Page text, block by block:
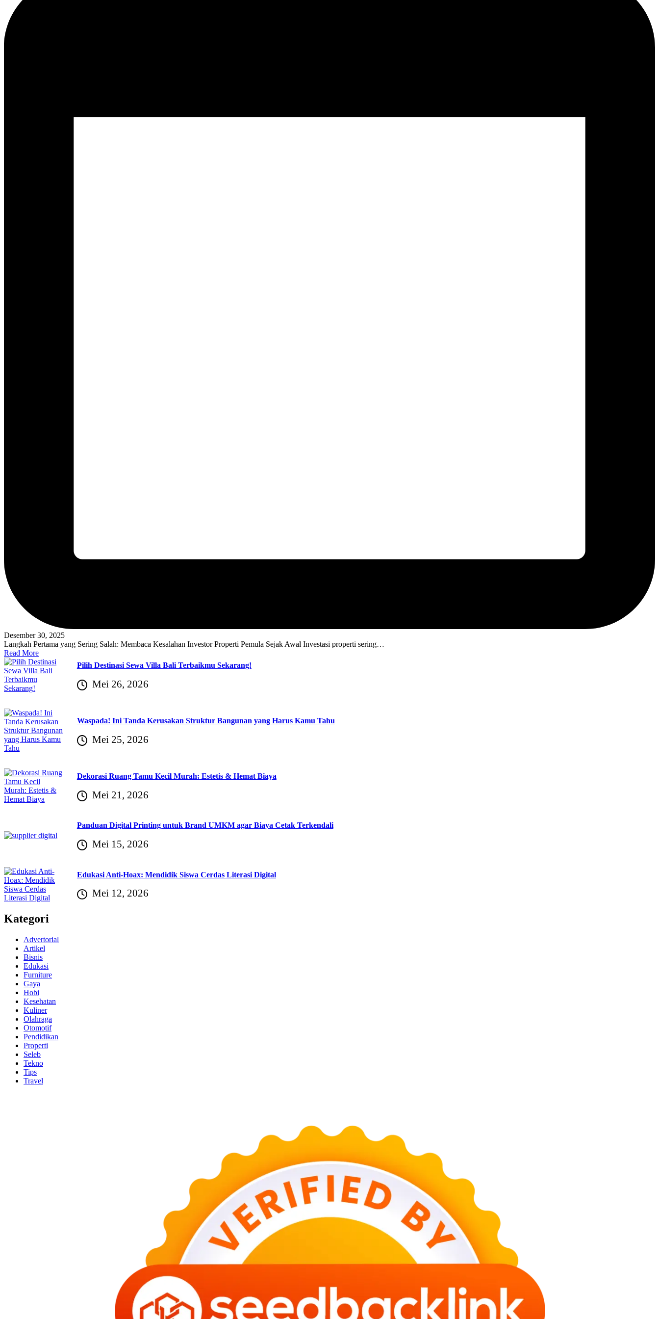
Desember 30, 2025
Langkah Pertama yang Sering Salah: Membaca Kesalahan Investor Properti Pemula Sejak Awal Investasi properti sering…
Read More
Pilih Destinasi Sewa Villa Bali Terbaikmu Sekarang!
Mei 26, 2026
Waspada! Ini Tanda Kerusakan Struktur Bangunan yang Harus Kamu Tahu
Mei 25, 2026
Dekorasi Ruang Tamu Kecil Murah: Estetis & Hemat Biaya
Mei 21, 2026
Panduan Digital Printing untuk Brand UMKM agar Biaya Cetak Terkendali
Mei 15, 2026
Edukasi Anti-Hoax: Mendidik Siswa Cerdas Literasi Digital
Mei 12, 2026
Kategori
Advertorial
Artikel
Bisnis
Edukasi
Furniture
Gaya
Hobi
Kesehatan
Kuliner
Olahraga
Otomotif
Pendidikan
Properti
Seleb
Tekno
Tips
Travel